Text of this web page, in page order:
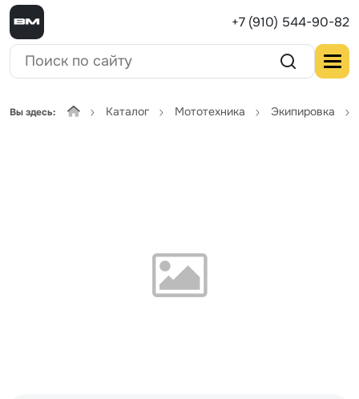
+7 (910) 544-90-82
Вы здесь: Каталог Мототехника Экипировка